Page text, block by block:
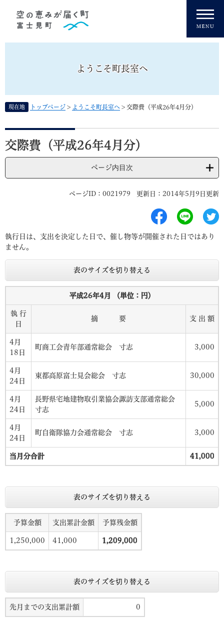
ようこそ町長室へ
現在地 トップページ > ようこそ町長室へ > 交際費（平成26年4月分）
本
文
交際費（平成26年4月分）
ページ内目次
ページID：0021979 更新日：2014年5月9日更新
執行日は、支出を決定した日で、催し物等が開催された日ではあり
ません。
表のサイズを切り替える
平成26年4月 （単位：円）
執 行
日
摘 要 支 出 額
4月
18日
町商工会青年部通常総会 寸志 3,000
4月
24日
東都高原富士見会総会 寸志 30,000
4月
24日
長野県宅地建物取引業協会諏訪支部通常総会
寸志
5,000
4月
24日
町自衛隊協力会通常総会 寸志 3,000
当月分合計 41,000
表のサイズを切り替える
予算金額 支出累計金額 予算残金額
1,250,000 41,000 1,209,000
表のサイズを切り替える
先月までの支出累計額 0